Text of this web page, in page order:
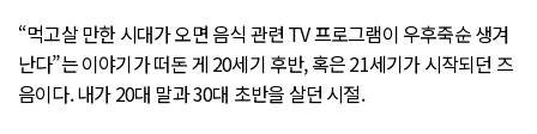
“먹고살 만한 시대가 오면 음식 관련 TV 프로그램이 우후죽순 생겨
난다”는 이야기가 떠돈 게 20세기 후반, 혹은 21세기가 시작되던 즈
음이다. 내가 20대 말과 30대 초반을 살던 시절.